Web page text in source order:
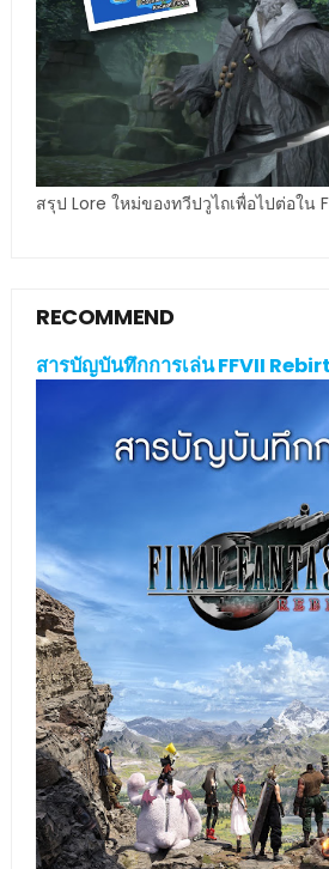
สรุป Lore ใหม่ของทวีปวูไถเพื่อไปต่อใน
RECOMMEND
สารบัญบันทึกการเล่น FFVII